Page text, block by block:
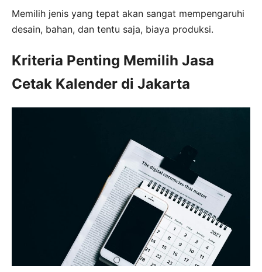
Memilih jenis yang tepat akan sangat mempengaruhi
desain, bahan, dan tentu saja, biaya produksi.
Kriteria Penting Memilih Jasa
Cetak Kalender di Jakarta